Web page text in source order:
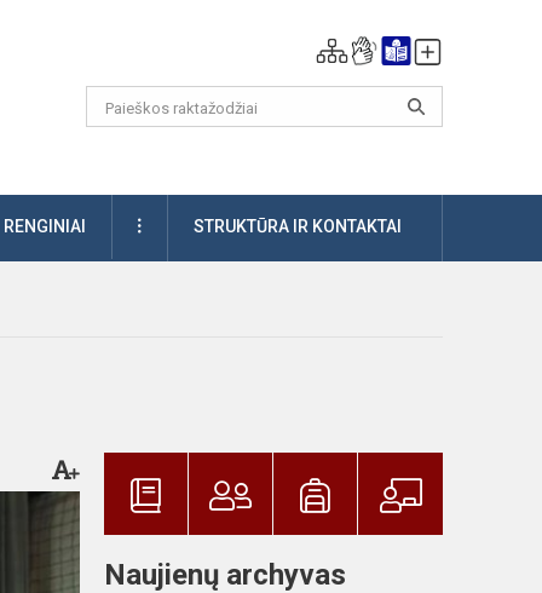
RENGINIAI DAUGIAUSTRUKTŪRA IR KONTAKTAI
Naujienų archyvas